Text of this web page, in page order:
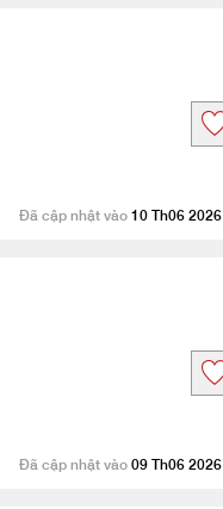
Đã cập nhật vào 10 Th06 2026
Đã cập nhật vào 09 Th06 2026